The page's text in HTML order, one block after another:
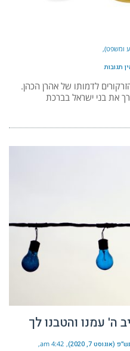
ומשפט)
תגובות
לדמותו של אהרן הכהן.
את בני ישראל בברכת
ה' עמנו והטבנו לך
(אוגוסט 7, 2020) 4:42 am